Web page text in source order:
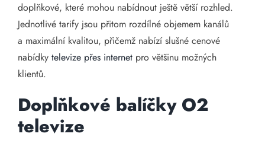
doplňkové, které mohou nabídnout ještě větší rozhled.
Jednotlivé tarify jsou přitom rozdílné objemem kanálů
a maximální kvalitou, přičemž nabízí slušné cenové
nabídky televize přes internet pro většinu možných
klientů.
Doplňkové balíčky O2
televize